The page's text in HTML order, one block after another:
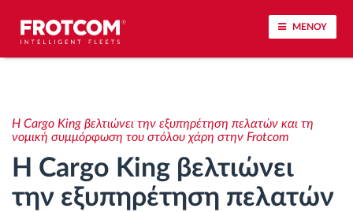
ΜΕΝΟΥ
Ανάλυση οδηγικής συμπεριφοράς
Παρακολούθηση του χρόνου οδήγησης
Η Cargo King βελτιώνει την εξυπηρέτηση πελατών και τη
νομική συμμόρφωση του στόλου χάρη στην Frotcom
Η Cargo King βελτιώνει
την εξυπηρέτηση πελατών